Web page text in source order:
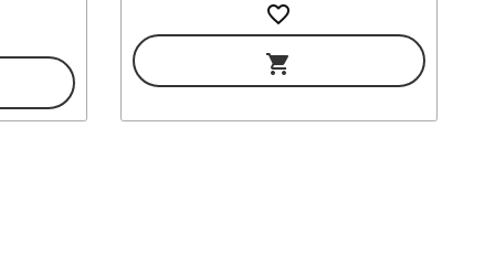
favorite_border
shopping_cart